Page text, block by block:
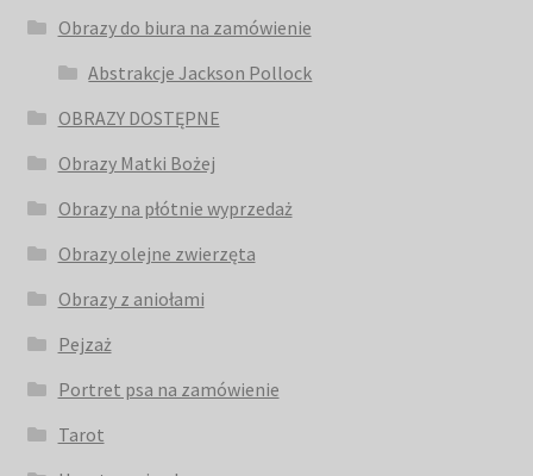
Obrazy do biura na zamówienie
Abstrakcje Jackson Pollock
OBRAZY DOSTĘPNE
Obrazy Matki Bożej
Obrazy na płótnie wyprzedaż
Obrazy olejne zwierzęta
Obrazy z aniołami
Pejzaż
Portret psa na zamówienie
Tarot